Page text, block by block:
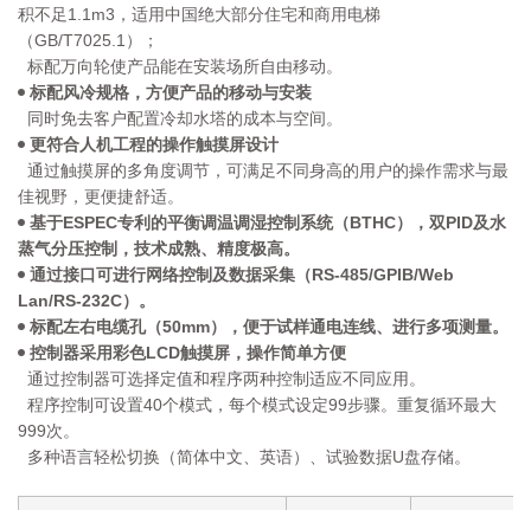
积不足1.1m3，适用中国绝大部分住宅和商用电梯
（GB/T7025.1）；
标配万向轮使产品能在安装场所自由移动。
标配风冷规格，方便产品的移动与安装
同时免去客户配置冷却水塔的成本与空间。
更符合人机工程的操作触摸屏设计
通过触摸屏的多角度调节，可满足不同身高的用户的操作需求与最
佳视野，更便捷舒适。
基于ESPEC专利的平衡调温调湿控制系统（BTHC），双PID及水
蒸气分压控制，技术成熟、精度极高。
通过接口可进行网络控制及数据采集（RS-485/GPIB/Web
Lan/RS-232C）。
标配左右电缆孔（50mm），便于试样通电连线、进行多项测量。
控制器采用彩色LCD触摸屏，操作简单方便
通过控制器可选择定值和程序两种控制适应不同应用。
程序控制可设置40个模式，每个模式设定99步骤。重复循环最大
999次。
多种语言轻松切换（简体中文、英语）、试验数据U盘存储。